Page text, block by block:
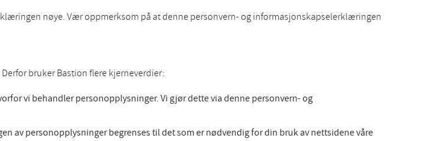
nøye. Vær oppmerksom på at denne personvern- og informasjonskapselerklæringen
bruker Bastion flere kjerneverdier:
vi behandler personopplysninger. Vi gjør dette via denne personvern- og
av personopplysninger begrenses til det som er nødvendig for din bruk av nettsidene våre